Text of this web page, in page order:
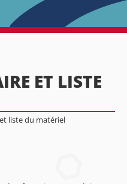
ET LISTE
liste du matériel